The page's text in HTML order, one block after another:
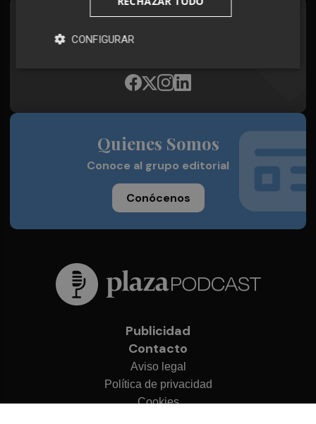
Plaza Podcast, desde cualquier medio
Quienes Somos
Conoce al grupo editorial
Conócenos
Publicidad
Contacto
Aviso legal
Política de privacidad
Cookies
CONFIGURAR